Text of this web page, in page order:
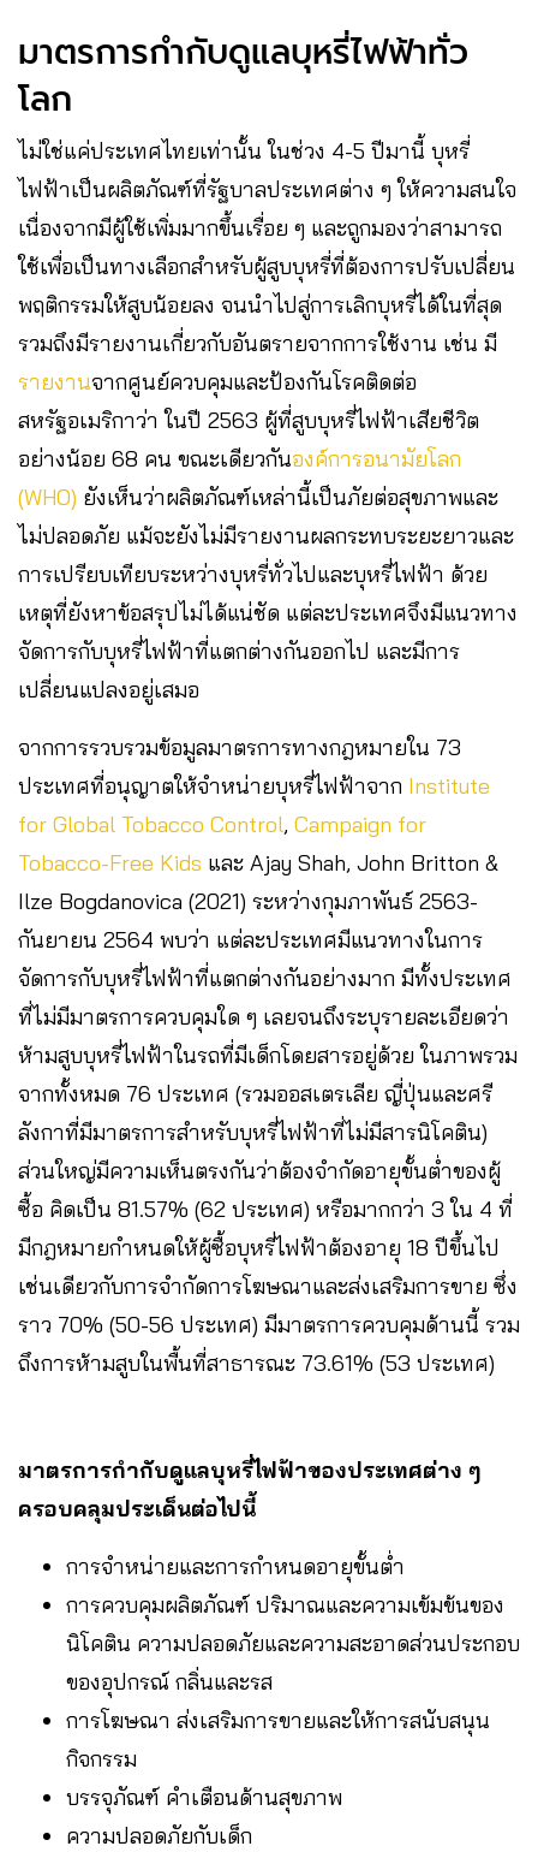
มาตรการกำกับดูแลบุหรี่ไฟฟ้าทั่ว
โลก
ไม่ใช่แค่ประเทศไทยเท่านั้น ในช่วง 4-5 ปีมานี้ บุหรี่
ไฟฟ้าเป็นผลิตภัณฑ์ที่รัฐบาลประเทศต่าง ๆ ให้ความสนใจ
เนื่องจากมีผู้ใช้เพิ่มมากขึ้นเรื่อย ๆ และถูกมองว่าสามารถ
ใช้เพื่อเป็นทางเลือกสำหรับผู้สูบบุหรี่ที่ต้องการปรับเปลี่ยน
พฤติกรรมให้สูบน้อยลง จนนำไปสู่การเลิกบุหรี่ได้ในที่สุด
รวมถึงมีรายงานเกี่ยวกับอันตรายจากการใช้งาน เช่น มี
รายงานจากศูนย์ควบคุมและป้องกันโรคติดต่อ
สหรัฐอเมริกาว่า ในปี 2563 ผู้ที่สูบบุหรี่ไฟฟ้าเสียชีวิต
อย่างน้อย 68 คน ขณะเดียวกันองค์การอนามัยโลก
(WHO) ยังเห็นว่าผลิตภัณฑ์เหล่านี้เป็นภัยต่อสุขภาพและ
ไม่ปลอดภัย แม้จะยังไม่มีรายงานผลกระทบระยะยาวและ
การเปรียบเทียบระหว่างบุหรี่ทั่วไปและบุหรี่ไฟฟ้า ด้วย
เหตุที่ยังหาข้อสรุปไม่ได้แน่ชัด แต่ละประเทศจึงมีแนวทาง
จัดการกับบุหรี่ไฟฟ้าที่แตกต่างกันออกไป และมีการ
เปลี่ยนแปลงอยู่เสมอ
จากการรวบรวมข้อมูลมาตรการทางกฎหมายใน 73
ประเทศที่อนุญาตให้จำหน่ายบุหรี่ไฟฟ้าจาก Institute
for Global Tobacco Control, Campaign for
Tobacco-Free Kids และ Ajay Shah, John Britton &
Ilze Bogdanovica (2021) ระหว่างกุมภาพันธ์ 2563-
กันยายน 2564 พบว่า แต่ละประเทศมีแนวทางในการ
จัดการกับบุหรี่ไฟฟ้าที่แตกต่างกันอย่างมาก มีทั้งประเทศ
ที่ไม่มีมาตรการควบคุมใด ๆ เลยจนถึงระบุรายละเอียดว่า
ห้ามสูบบุหรี่ไฟฟ้าในรถที่มีเด็กโดยสารอยู่ด้วย ในภาพรวม
จากทั้งหมด 76 ประเทศ (รวมออสเตรเลีย ญี่ปุ่นและศรี
ลังกาที่มีมาตรการสำหรับบุหรี่ไฟฟ้าที่ไม่มีสารนิโคติน)
ส่วนใหญ่มีความเห็นตรงกันว่าต้องจำกัดอายุขั้นต่ำของผู้
ซื้อ คิดเป็น 81.57% (62 ประเทศ) หรือมากกว่า 3 ใน 4 ที่
มีกฎหมายกำหนดให้ผู้ซื้อบุหรี่ไฟฟ้าต้องอายุ 18 ปีขึ้นไป
เช่นเดียวกับการจำกัดการโฆษณาและส่งเสริมการขาย ซึ่ง
ราว 70% (50-56 ประเทศ) มีมาตรการควบคุมด้านนี้ รวม
ถึงการห้ามสูบในพื้นที่สาธารณะ 73.61% (53 ประเทศ)
มาตรการกำกับดูแลบุหรี่ไฟฟ้าของประเทศต่าง ๆ
ครอบคลุมประเด็นต่อไปนี้
การจำหน่ายและการกำหนดอายุขั้นต่ำ
การควบคุมผลิตภัณฑ์ ปริมาณและความเข้มข้นของ
นิโคติน ความปลอดภัยและความสะอาดส่วนประกอบ
ของอุปกรณ์ กลิ่นและรส
การโฆษณา ส่งเสริมการขายและให้การสนับสนุน
กิจกรรม
บรรจุภัณฑ์ คำเตือนด้านสุขภาพ
ความปลอดภัยกับเด็ก